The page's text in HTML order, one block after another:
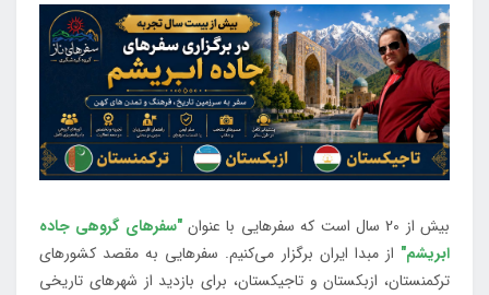
بیش از 20 سال است که سفرهایی با عنوان
"سفرهای گروهی جاده
ابریشم" از مبدا ایران برگزار می‌کنیم. سفرهایی به مقصد کشورهای
ترکمنستان، ازبکستان و تاجیکستان، برای بازدید از شهرهای تاریخی